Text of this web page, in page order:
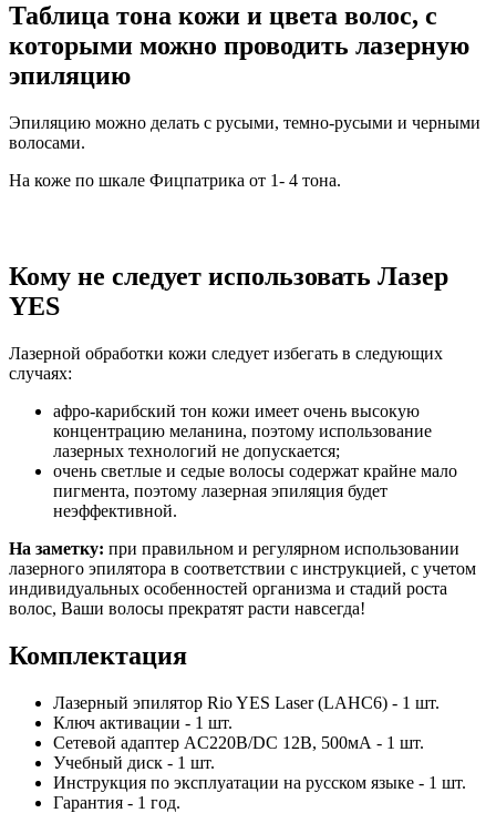
Таблица тона кожи и цвета волос, с
которыми можно проводить лазерную
эпиляцию
Эпиляцию можно делать с русыми, темно-русыми и черными
волосами.
На коже по шкале Фицпатрика от 1- 4 тона.
Кому не следует использовать Лазер
YES
Лазерной обработки кожи следует избегать в следующих
случаях:
афро-карибский тон кожи имеет очень высокую
концентрацию меланина, поэтому использование
лазерных технологий не допускается;
очень светлые и седые волосы содержат крайне мало
пигмента, поэтому лазерная эпиляция будет
неэффективной.
На заметку: при правильном и регулярном использовании
лазерного эпилятора в соответствии с инструкцией, с учетом
индивидуальных особенностей организма и стадий роста
волос, Ваши волосы прекратят расти навсегда!
Комплектация
Лазерный эпилятор Rio YES Laser (LAHC6) - 1 шт.
Ключ активации - 1 шт.
Сетевой адаптер AC220В/DC 12В, 500мА - 1 шт.
Учебный диск - 1 шт.
Инструкция по эксплуатации на русском языке - 1 шт.
Гарантия - 1 год.